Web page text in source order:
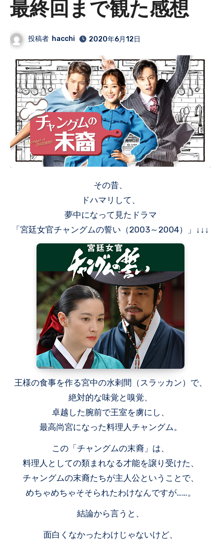
最終回まで観た感想
投稿者 hacchi 2020年6月12日
その昔、
ドハマリして、
夢中になって見たドラマ
「宮廷女官チャングムの誓い（2003～2004）」↓↓↓
王様の食事を作る宮中の水剌間（スラッカン）で、
絶対的な味覚と嗅覚、
卓越した腕前で王室を虜にし、
最高尚宮になった料理人チャングム。
この「チャングムの末裔」は、
料理人としての類まれなる才能を譲り受けた、
チャングムの末裔たちが主人公ということで、
めちゃめちゃそそられたわけなんですが……。
結論から言うと、
面白くなかったわけじゃないけど、